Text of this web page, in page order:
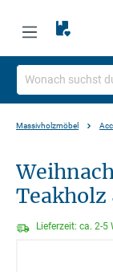
Massivholzmöbel
Teakholz
Lieferzeit: ca. 2-5
Bildergalerie